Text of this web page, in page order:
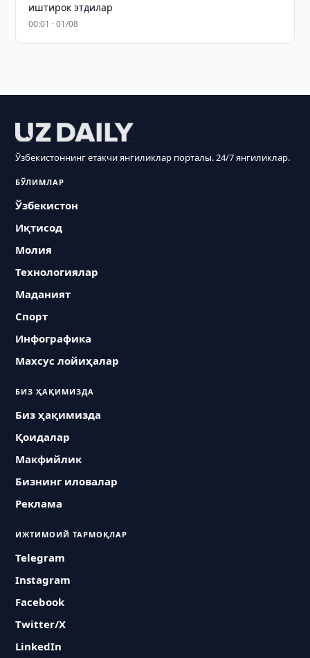
иштирок этдилар
00:01 · 01/08
Ўзбекистоннинг етакчи янгиликлар порталы. 24/7 янгиликлар.
БЎЛИМЛАР
Ўзбекистон
Иқтисод
Молия
Технологиялар
Маданият
Спорт
Инфографика
Махсус лойиҳалар
БИЗ ҲАҚИМИЗДА
Биз ҳақимизда
Қоидалар
Макфийлик
Бизнинг иловалар
Реклама
ИЖТИМОИЙ ТАРМОҚЛАР
Telegram
Instagram
Facebook
Twitter/X
LinkedIn